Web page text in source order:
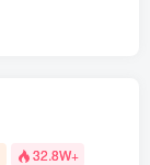
32.8W+